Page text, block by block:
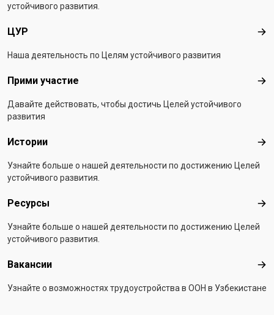
устойчивого развития.
ЦУР
Наша деятельность по Целям устойчивого развития
Прими участие
Давайте действовать, чтобы достичь Целей устойчивого
развития
Истории
Узнайте больше о нашей деятельности по достижению Целей
устойчивого развития.
Ресурсы
Узнайте больше о нашей деятельности по достижению Целей
устойчивого развития.
Вакансии
Узнайте о возможностях трудоустройства в ООН в Узбекистане